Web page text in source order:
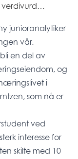
verdivurd…
junioranalytiker
vår.
en del av
og
i
som nå er
ved
interesse for
skilte med 10